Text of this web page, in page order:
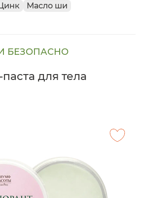
Масло ши
БЕЗОПАСНО
для тела